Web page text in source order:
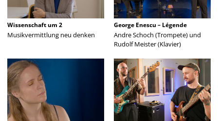
Wissenschaft um 2
Musikvermittlung neu denken
George Enescu – Légende
Andre Schoch (Trompete) und
Rudolf Meister (Klavier)